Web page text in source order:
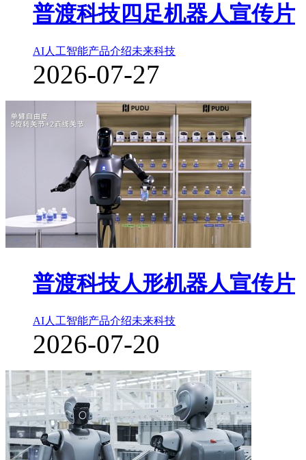
普渡科技四足机器人宣传片
AI人工智能产品介绍未来科技
2026-07-27
普渡科技人形机器人宣传片
AI人工智能产品介绍未来科技
2026-07-20